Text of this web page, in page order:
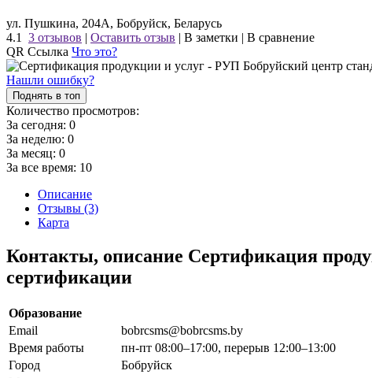
ул. Пушкина, 204А, Бобруйск, Беларусь
4.1
3 отзывов | Оставить отзыв | В заметки | В сравнение
QR Ссылка Что это?
Нашли ошибку?
Поднять в топ
Количество просмотров:
За сегодня: 0
За неделю: 0
За месяц: 0
За все время: 10
Описание
Отзывы (3)
Карта
Контакты, описание Сертификация
сертификации
Образование
Email
bobrcsms@bobrcsms.by
Время работы
пн-пт 08:00–17:00, перерыв 12:00–13:00
Город
Бобруйск